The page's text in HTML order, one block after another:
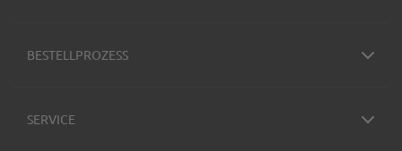
BESTELLPROZESS
SERVICE